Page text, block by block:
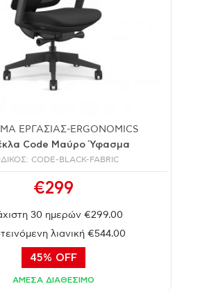
ΕΡΓΑΣΙΑΣ-ERGONOMICS
Code Μαύρο Ύφασμα
CODE-BLACK-FABRIC
€299
30 ημερών €299.00
λιανική €544.00
45% OFF
ΑΜΕΣΑ ΔΙΑΘΕΣΙΜΟ